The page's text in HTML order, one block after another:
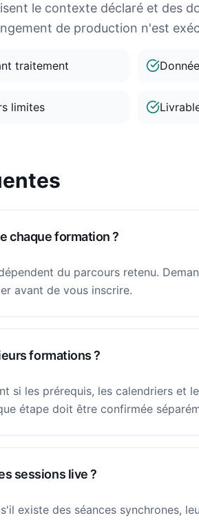
le contexte déclaré et des
de production n'est
traitement
limites
chaque formation ?
du parcours retenu.
avant de vous inscrire.
formations ?
si les prérequis, les calendriers et
étape doit être confirmée
sessions live ?
existe des séances synchrones,